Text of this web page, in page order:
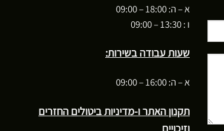
א – ה: 18:00 – 09:00
ו : 13:30 – 09:00
שעות עבודה בשירות:
א – ה: 16:00 – 09:00
תקנון האתר ו-מדיניות ביטולים החזרים
וזיכויים